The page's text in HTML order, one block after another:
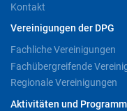
Kontakt
Vereinigungen der DPG
Fachliche Vereinigungen
Fachübergreifende
Regionale Vereinigungen
Aktivitäten und